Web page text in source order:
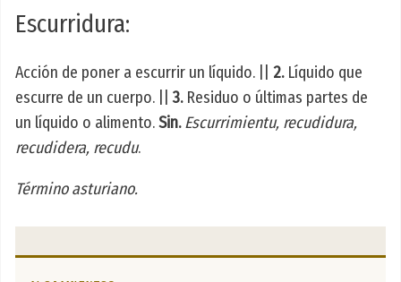
Escurridura:
Acción de poner a escurrir un líquido. || 2.Líquido que
escurre de un cuerpo. || 3.Residuo o últimas partes de
un líquido o alimento.Sin. Escurrimientu, recudidura,
recudidera, recudu.
Término asturiano.